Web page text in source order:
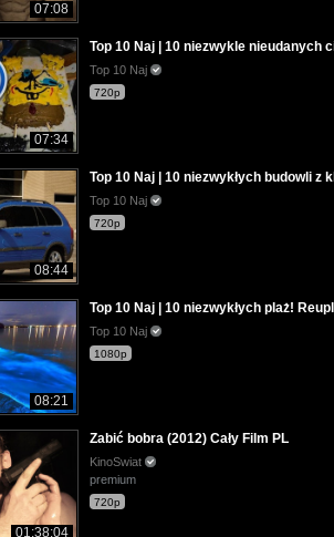
07:08
07:34
Top 10 Naj | 10 niezwykle nieudanych
Top 10 Naj
720p
08:44
Top 10 Naj | 10 niezwykłych budowli z
Top 10 Naj
720p
08:21
Top 10 Naj | 10 niezwykłych plaż!
Top 10 Naj
1080p
01:38:04
Zabić bobra (2012) Cały Film PL
KinoSwiat
premium
720p